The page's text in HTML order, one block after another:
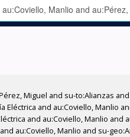
Miguel and su-to:Alianzas
and au:Coviello, Manlio
and au:Coviello, Manlio and
au:Coviello, Manlio and su-